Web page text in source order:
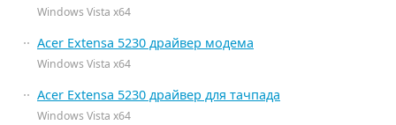
Windows Vista x64
Acer Extensa 5230 драйвер модема
Windows Vista x64
Acer Extensa 5230 драйвер для тачпада
Windows Vista x64